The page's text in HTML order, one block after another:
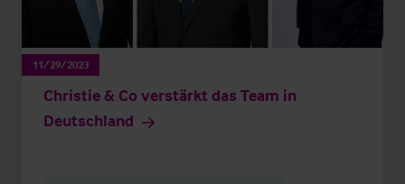
11/29/2023
Christie & Co verstärkt das Team in
Deutschland